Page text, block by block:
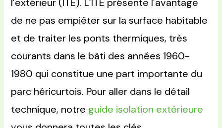
l’extérieur (ITE). L’ITE présente l’avantage
de ne pas empiéter sur la surface habitable
et de traiter les ponts thermiques, très
courants dans le bâti des années 1960-
1980 qui constitue une part importante du
parc héricurtois. Pour aller dans le détail
technique, notre guide isolation extérieure